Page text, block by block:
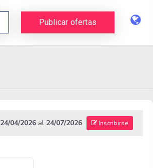
Publicar ofertas
24/04/2026al 24/07/2026 Inscribirse